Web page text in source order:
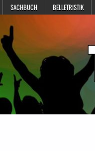
SACHBUCH BELLETRISTIK